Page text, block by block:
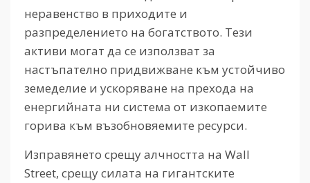
неравенство в приходите и
разпределението на богатството. Тези
активи могат да се използват за
настъпателно придвижване към устойчиво
земеделие и ускоряване на прехода на
енергийната ни система от изкопаемите
горива към възобновяемите ресурси.
Изправянето срещу алчността на Wall
Street, срещу силата на гигантските